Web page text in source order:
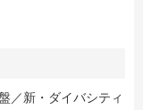
／新・ダイバシティ